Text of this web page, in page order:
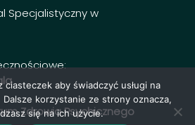
Specjalistyczny w
Zdrowia Psychicznego
ciasteczek aby świadczyć usługi na
korzystanie ze strony oznacza,
się na ich użycie.